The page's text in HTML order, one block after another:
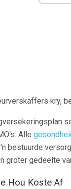
kry,
Alle
bestuurde
groter gedeelte
Hou Koste Af